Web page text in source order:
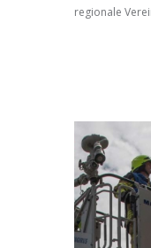
regionale
und der
Held einen
nehmen.